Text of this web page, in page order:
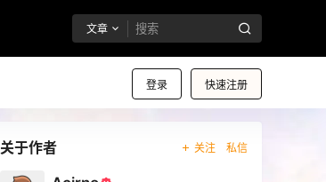
文章
登录 快速注册
关于作者 关注 私信